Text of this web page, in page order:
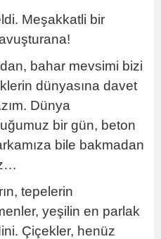
Meşakkatli bir
bahar mevsimi bizi
dünyasına davet
Dünya
bir gün, beton
bile bakmadan
tepelerin
yeşilin en parlak
Çiçekler, henüz